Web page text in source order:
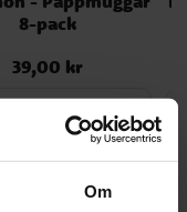
Om
8-pack
Pris:39,00 kr
39,00 kr